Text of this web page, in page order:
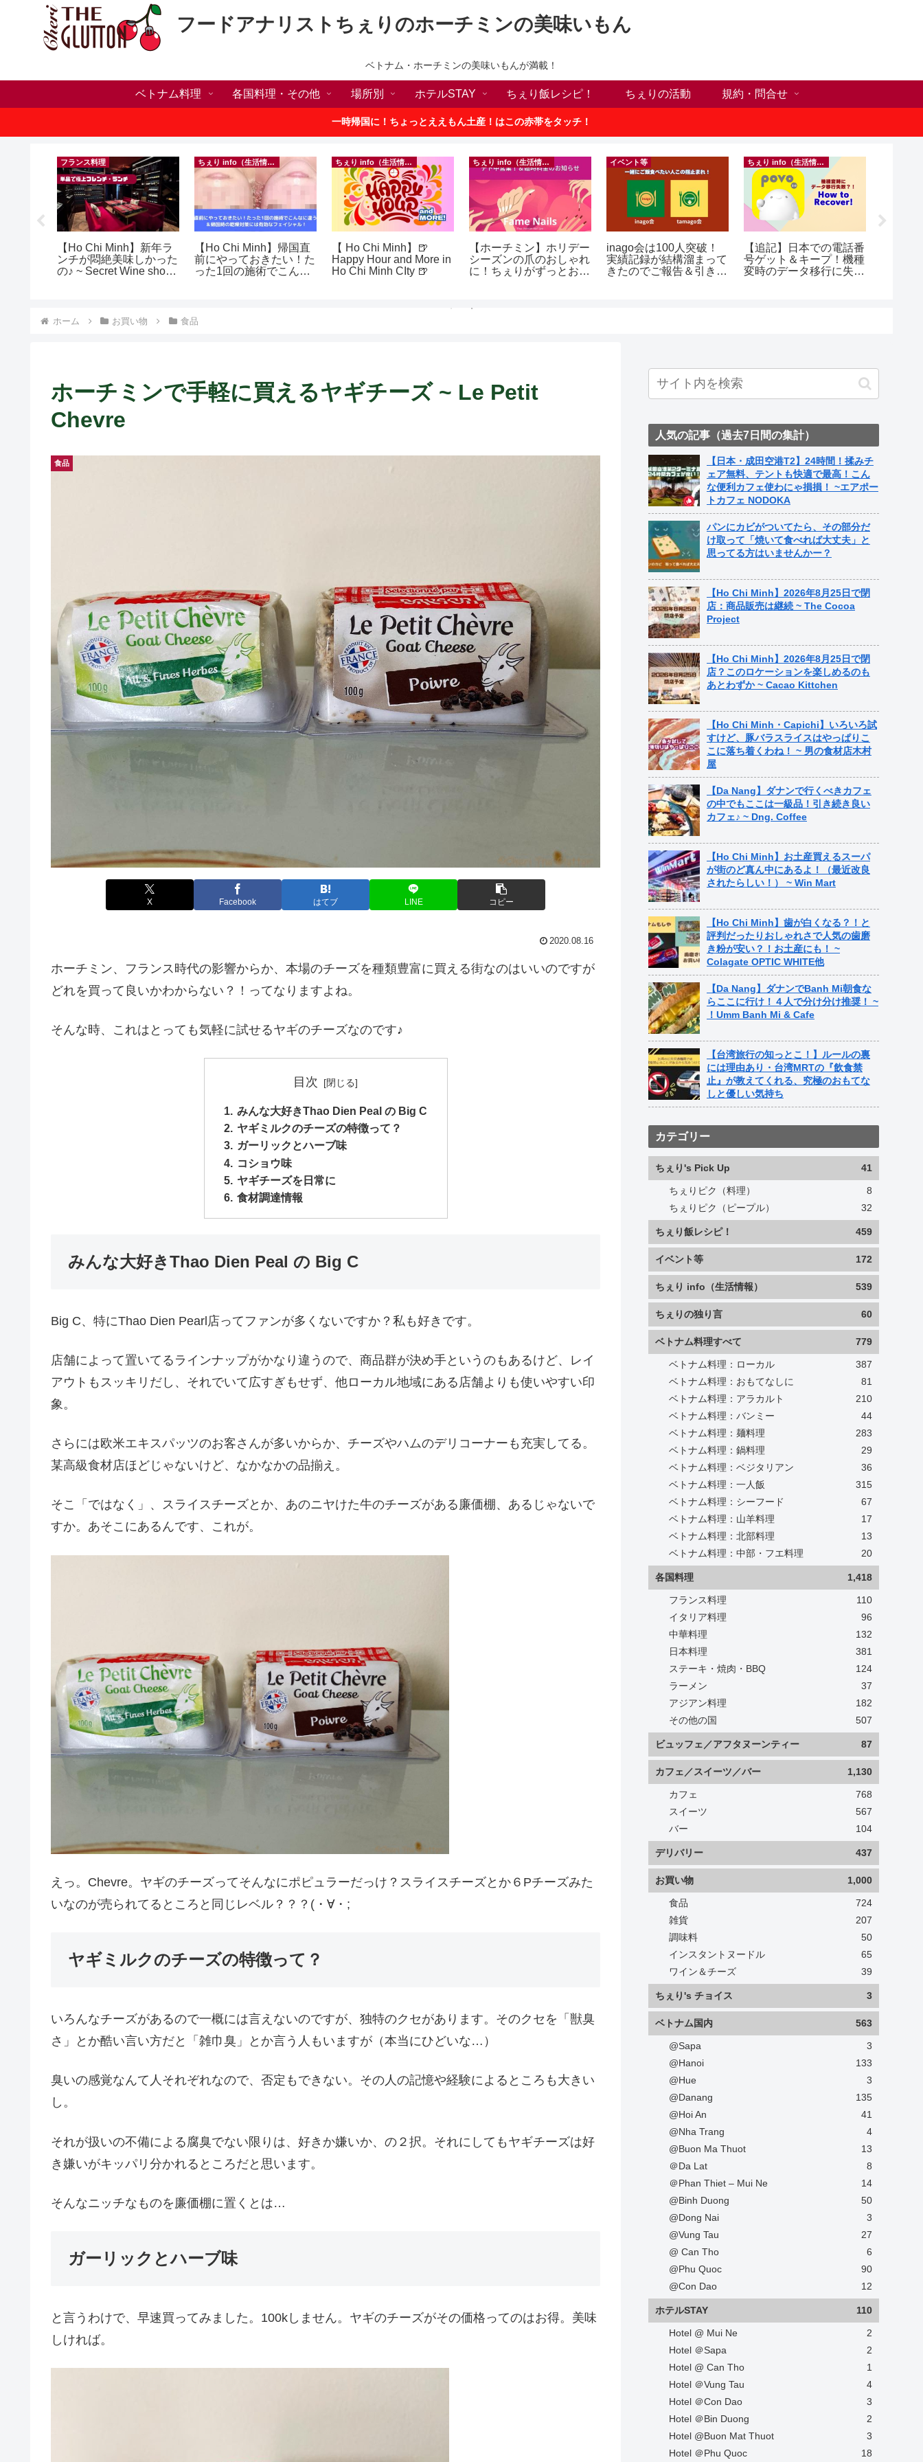
フードアナリストちぇりのホーチミンの美味いもん
ベトナム・ホーチミンの美味いもんが満載！
ベトナム料理 各国料理・その他 場所別 ホテルSTAY ちぇり飯レシピ！ ちぇりの活動 規約・問合せ
一時帰国に！ちょっとええもん土産！はこの赤帯をタッチ！
フランス料理
【Ho Chi Minh】新年ラ
ンチが悶絶美味しかった
の♪ ~ Secret Wine shop
ちぇり info（生活情報）
【Ho Chi Minh】帰国直
前にやっておきたい！た
った1回の施術でこんな
ちぇり info（生活情報）
【 Ho Chi Minh】🍺
Happy Hour and More in
Ho Chi Minh CIty 🍺
ちぇり info（生活情報）
【ホーチミン】ホリデー
シーズンの爪のおしゃれ
に！ちぇりがずっとお世
（テト前不適用期間&テ
イベント等
inago会は100人突破！
実績記録が結構溜まって
きたのでご報告＆引き続
ちぇり info（生活情報）
【追記】日本での電話番
号ゲット＆キープ！機種
変時のデータ移行に失敗
ホーム お買い物 食品
ホーチミンで手軽に買えるヤギチーズ ~ Le Petit
Chevre
食品
X Facebook はてブ LINE コピー
2020.08.16
ホーチミン、フランス時代の影響からか、本場のチーズを種類豊富に買える街なのはいいのですが
どれを買って良いかわからない？！ってなりますよね。
そんな時、これはとっても気軽に試せるヤギのチーズなのです♪
目次
みんな大好きThao Dien Peal の Big C
ヤギミルクのチーズの特徴って？
ガーリックとハーブ味
コショウ味
ヤギチーズを日常に
食材調達情報
みんな大好きThao Dien Peal の Big C
Big C、特にThao Dien Pearl店ってファンが多くないですか？私も好きです。
店舗によって置いてるラインナップがかなり違うので、商品群が決め手というのもあるけど、レイ
アウトもスッキリだし、それでいて広すぎもせず、他ローカル地域にある店舗よりも使いやすい印
象。
さらには欧米エキスパッツのお客さんが多いからか、チーズやハムのデリコーナーも充実してる。
某高級食材店ほどじゃないけど、なかなかの品揃え。
そこ「ではなく」、スライスチーズとか、あのニヤけた牛のチーズがある廉価棚、あるじゃないで
すか。あそこにあるんです、これが。
えっ。Chevre。ヤギのチーズってそんなにポピュラーだっけ？スライスチーズとか６Pチーズみた
いなのが売られてるところと同じレベル？？？(・∀・;
ヤギミルクのチーズの特徴って？
いろんなチーズがあるので一概には言えないのですが、独特のクセがあります。そのクセを「獣臭
さ」とか酷い言い方だと「雑巾臭」とか言う人もいますが（本当にひどいな…）
臭いの感覚なんて人それぞれなので、否定もできない。その人の記憶や経験によるところも大きい
し。
それが扱いの不備による腐臭でない限りは、好きか嫌いか、の２択。それにしてもヤギチーズは好
き嫌いがキッパリ分かれるところだと思います。
そんなニッチなものを廉価棚に置くとは…
ガーリックとハーブ味
と言うわけで、早速買ってみました。100kしません。ヤギのチーズがその価格ってのはお得。美味
しければ。
人気の記事（過去7日間の集計）
【日本・成田空港T2】24時間！揉みチ
ェア無料、テントも快適で最高！こん
な便利カフェ使わにゃ損損！ ~エアポー
トカフェ NODOKA
パンにカビがついてたら、その部分だ
け取って「焼いて食べれば大丈夫」と
思ってる方はいませんかー？
【Ho Chi Minh】2026年8月25日で閉
店：商品販売は継続 ~ The Cocoa
Project
【Ho Chi Minh】2026年8月25日で閉
店？このロケーションを楽しめるのも
あとわずか ~ Cacao Kittchen
【Ho Chi Minh・Capichi】いろいろ試
すけど、豚バラスライスはやっぱりこ
こに落ち着くわね！ ~ 男の食材店木村
屋
【Da Nang】ダナンで行くべきカフェ
の中でもここは一級品！引き続き良い
カフェ♪ ~ Dng. Coffee
【Ho Chi Minh】お土産買えるスーパ
が街のど真ん中にあるよ！（最近改良
されたらしい！） ~ Win Mart
【Ho Chi Minh】歯が白くなる？！と
評判だったりおしゃれさで人気の歯磨
き粉が安い？！お土産にも！ ~
Colagate OPTIC WHITE他
【Da Nang】ダナンでBanh Mi朝食な
らここに行け！４人で分け分け推奨！ ~
！Umm Banh Mi & Cafe
【台湾旅行の知っとこ！】ルールの裏
には理由あり・台湾MRTの『飲食禁
止』が教えてくれる、究極のおもてな
しと優しい気持ち
カテゴリー
ちぇり's Pick Up 41
ちぇりピク（料理）
8
ちぇりピク（ピープル）
32
ちぇり飯レシピ！ 459
イベント等 172
ちぇり info（生活情報） 539
ちぇりの独り言 60
ベトナム料理すべて 779
ベトナム料理：ローカル
387
ベトナム料理：おもてなしに
81
ベトナム料理：アラカルト
210
ベトナム料理：バンミー
44
ベトナム料理：麺料理
283
ベトナム料理：鍋料理
29
ベトナム料理：ベジタリアン
36
ベトナム料理：一人飯
315
ベトナム料理：シーフード
67
ベトナム料理：山羊料理
17
ベトナム料理：北部料理
13
ベトナム料理：中部・フエ料理
20
各国料理 1,418
フランス料理
110
イタリア料理
96
中華料理
132
日本料理
381
ステーキ・焼肉・BBQ
124
ラーメン
37
アジアン料理
182
その他の国
507
ビュッフェ／アフタヌーンティー 87
カフェ／スイーツ／バー 1,130
カフェ
768
スイーツ
567
バー
104
デリバリー 437
お買い物 1,000
食品
724
雑貨
207
調味料
50
インスタントヌードル
65
ワイン＆チーズ
39
ちぇり's チョイス 3
ベトナム国内 563
@Sapa
3
@Hanoi
133
@Hue
3
@Danang
135
@Hoi An
41
@Nha Trang
4
@Buon Ma Thuot
13
＠Da Lat
8
＠Phan Thiet – Mui Ne
14
@Binh Duong
50
@Dong Nai
3
@Vung Tau
27
@ Can Tho
6
@Phu Quoc
90
@Con Dao
12
ホテルSTAY 110
Hotel @ Mui Ne
2
Hotel ＠Sapa
2
Hotel @ Can Tho
1
Hotel ＠Vung Tau
4
Hotel ＠Con Dao
3
Hotel ＠Bin Duong
2
Hotel @Buon Mat Thuot
3
Hotel ＠Phu Quoc
18